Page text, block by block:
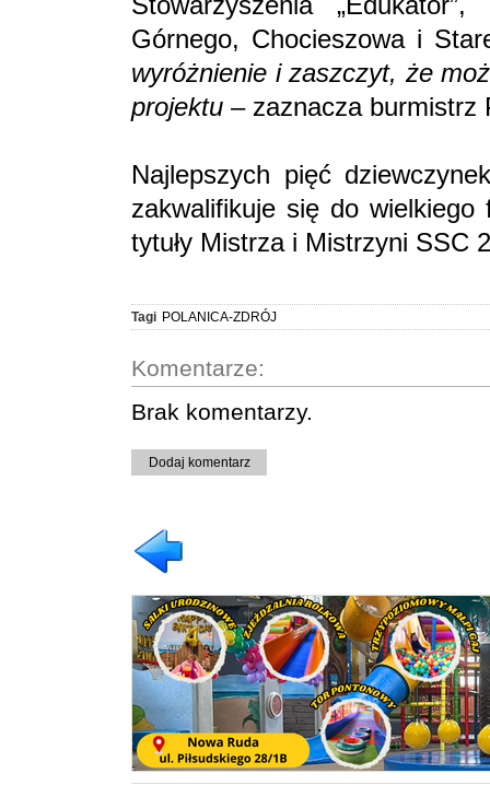
Górnego, Chocieszowa i
wyróżnienie i zaszczyt, że
projektu – zaznacza
Najlepszych pięć
zakwalifikuje się do wielkiego
tytuły Mistrza i Mistrzyni SSC
Tagi POLANICA-ZDRÓJ
Komentarze:
Brak komentarzy.
Dodaj komentarz